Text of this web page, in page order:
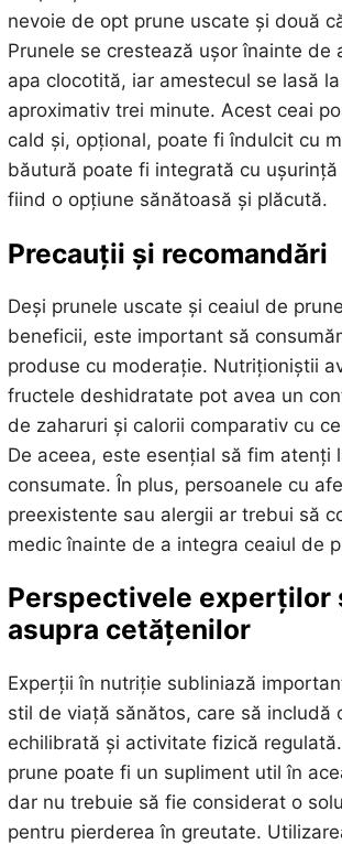
nevoie de opt prune uscate și două
Prunele se crestează ușor înainte de
apa clocotită, iar amestecul se lasă
aproximativ trei minute. Acest ceai
cald și, opțional, poate fi îndulcit cu
băutură poate fi integrată cu
fiind o opțiune sănătoasă și plăcută.
Precauții și recomandări
Deși prunele uscate și ceaiul de
beneficii, este important să
produse cu moderație. Nutriționiștii
fructele deshidratate pot avea un
de zaharuri și calorii comparativ cu
De aceea, este esențial să fim atenți
consumate. În plus, persoanele cu
preexistente sau alergii ar trebui să
medic înainte de a integra ceaiul de
Perspectivele experților
asupra cetățenilor
Experții în nutriție subliniază
stil de viață sănătos, care să includă
echilibrată și activitate fizică
prune poate fi un supliment util în
dar nu trebuie să fie considerat o
pentru pierderea în greutate.